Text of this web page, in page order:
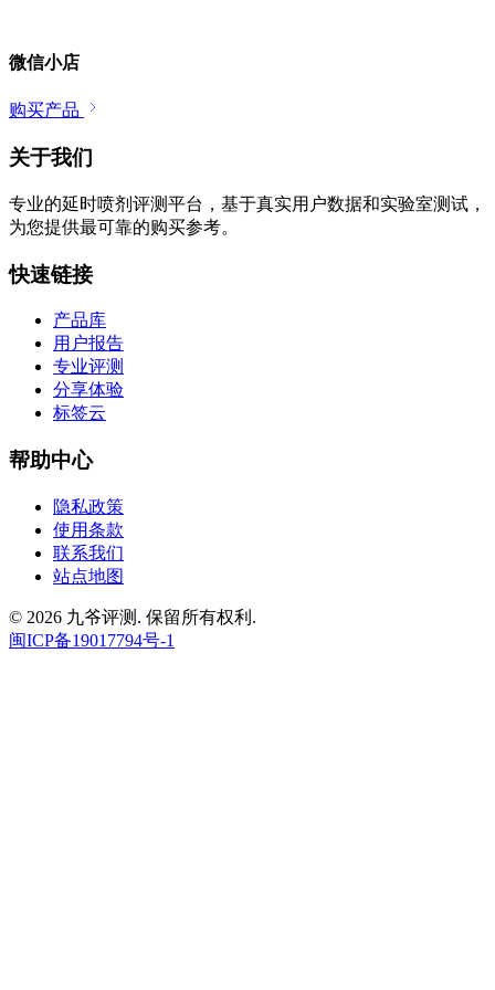
微信小店
购买产品
关于我们
专业的延时喷剂评测平台，基于真实用户数据和实验室测试，
为您提供最可靠的购买参考。
快速链接
产品库
用户报告
专业评测
分享体验
标签云
帮助中心
隐私政策
使用条款
联系我们
站点地图
© 2026 九爷评测. 保留所有权利.
闽ICP备19017794号-1